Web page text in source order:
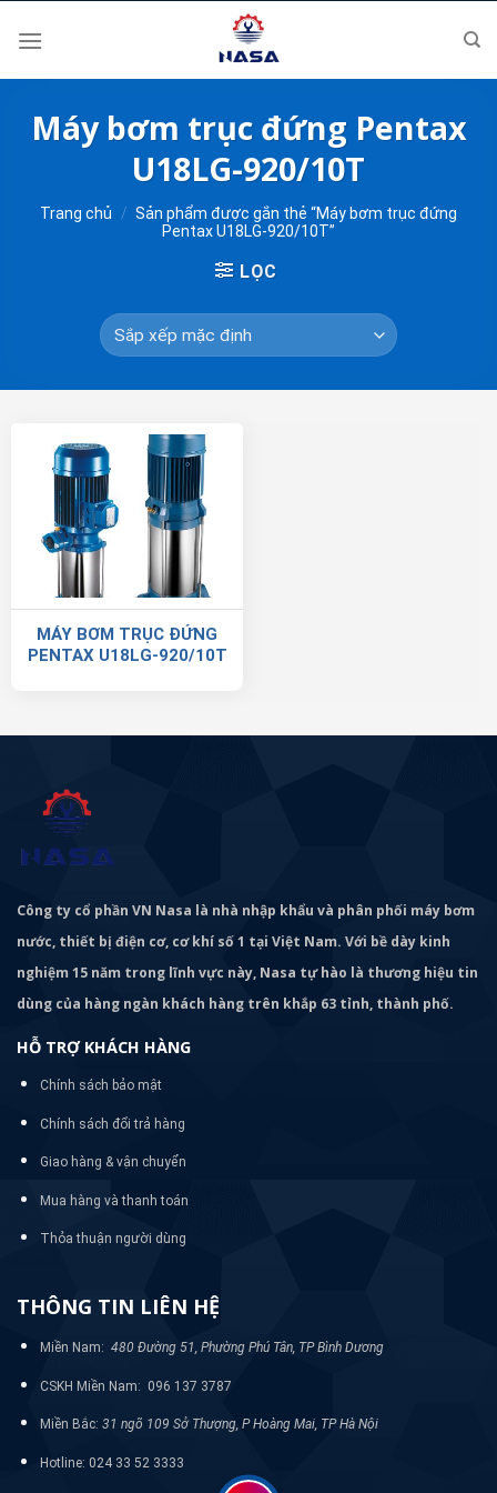
Máy bơm trục đứng Pentax
U18LG-920/10T
Trang chủ / Sản phẩm được gắn thẻ “Máy bơm trục đứng
Pentax U18LG-920/10T”
LỌC
MÁY BƠM TRỤC ĐỨNG
PENTAX U18LG-920/10T
Công ty cổ phần VN Nasa là nhà nhập khẩu và phân phối máy bơm
nước, thiết bị điện cơ, cơ khí số 1 tại Việt Nam. Với bề dày kinh
nghiệm 15 năm trong lĩnh vực này, Nasa tự hào là thương hiệu tin
dùng của hàng ngàn khách hàng trên khắp 63 tỉnh, thành phố.
HỖ TRỢ KHÁCH HÀNG
Chính sách bảo mật
Chính sách đổi trả hàng
Giao hàng & vận chuyển
Mua hàng và thanh toán
Thỏa thuận người dùng
THÔNG TIN LIÊN HỆ
Miền Nam: 480 Đường 51, Phường Phú Tân, TP Bình Dương
CSKH Miền Nam: 096 137 3787
Miền Bắc: 31 ngõ 109 Sở Thượng, P Hoàng Mai, TP Hà Nội
Hotline: 024 33 52 3333